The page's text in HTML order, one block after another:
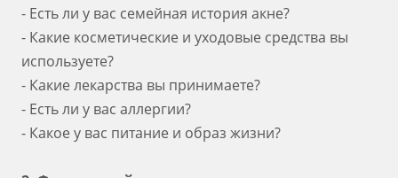
- Есть ли у вас семейная история акне?
- Какие косметические и уходовые средства вы
используете?
- Какие лекарства вы принимаете?
- Есть ли у вас аллергии?
- Какое у вас питание и образ жизни?